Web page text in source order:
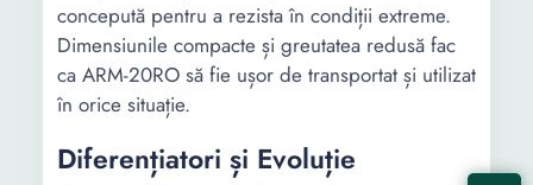
concepută pentru a rezista în condiții extreme.
Dimensiunile compacte și greutatea redusă fac
ca ARM-20RO să fie ușor de transportat și utilizat
în orice situație.
Diferențiatori și Evoluție